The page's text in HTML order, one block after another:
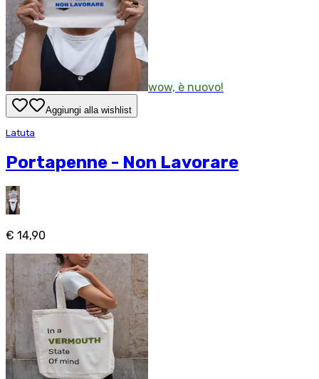
wow, è nuovo!
Aggiungi alla wishlist
Latuta
Portapenne - Non Lavorare
€ 14,90